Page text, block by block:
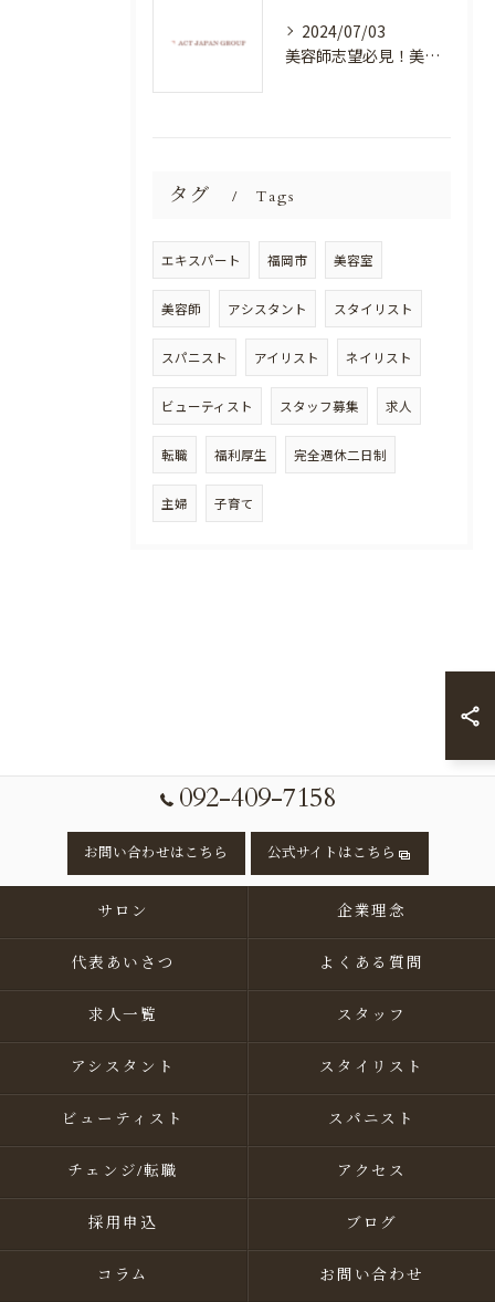
2024/07/03
美容師志望必見！美容室NEWSTANDARDで最高のスキルアップを目指そう！
タグ Tags
エキスパート 福岡市 美容室
美容師 アシスタント スタイリスト
スパニスト アイリスト ネイリスト
ビューティスト スタッフ募集 求人
転職 福利厚生 完全週休二日制
主婦 子育て
092-409-7158
お問い合わせはこちら 公式サイトはこちら
サロン 企業理念
代表あいさつ よくある質問
求人一覧 スタッフ
アシスタント スタイリスト
ビューティスト スパニスト
チェンジ/転職 アクセス
採用申込 ブログ
コラム お問い合わせ